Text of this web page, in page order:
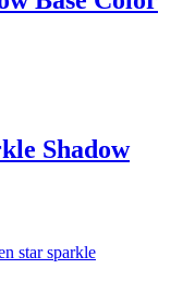
Shadow